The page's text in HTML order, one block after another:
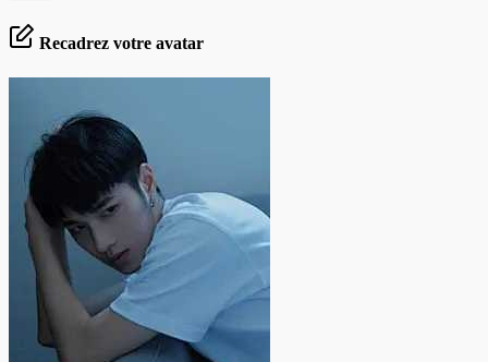
Recadrez votre avatar